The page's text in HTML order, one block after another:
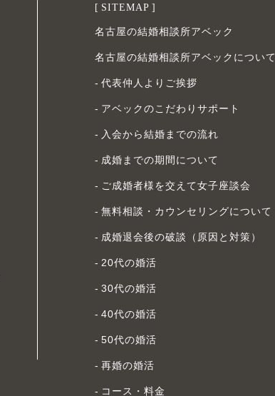
SITEMAP
名古屋の結婚相談所アベック
名古屋の結婚相談所アベックについて
代表仲人よりご挨拶
アベックのこだわり サポート
入会から結婚までの流れ
成婚までの期間について
ご成婚者様を交えて女子座談会
無料相談・カウンセリングについて
成婚退会後の破談（原因と対策）
20代の婚活
30代の婚活
40代の婚活
50代の婚活
再婚の婚活
コース・料金